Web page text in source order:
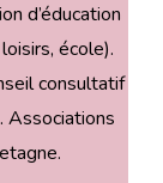
d’éducation
école).
consultatif
Associations